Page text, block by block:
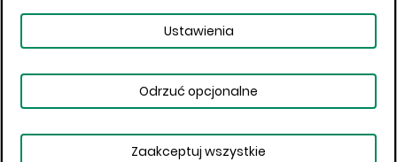
Copyright © 2026 BOŚ | BOSSA.PL
Warunki korzystania
Dane osobowe
Ustawienia
Odrzuć opcjonalne
Zaakceptuj wszystkie